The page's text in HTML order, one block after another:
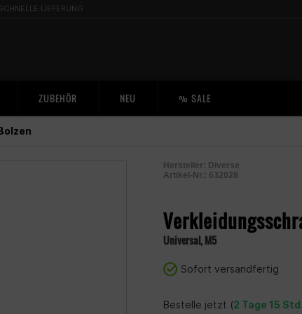
LIEFERUNG
ZUBEHÖR NEU % SALE
Hersteller: Diverse
Artikel-Nr.: 632028
Universal, M5
Sofort versandfertig
Bestelle jetzt (2 Tage 15